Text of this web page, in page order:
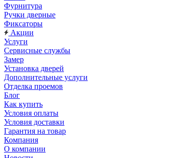
Фурнитура
Ручки дверные
Фиксаторы
Акции
Услуги
Сервисные службы
Замер
Установка дверей
Дополнительные услуги
Отделка проемов
Блог
Как купить
Условия оплаты
Условия доставки
Гарантия на товар
Компания
О компании